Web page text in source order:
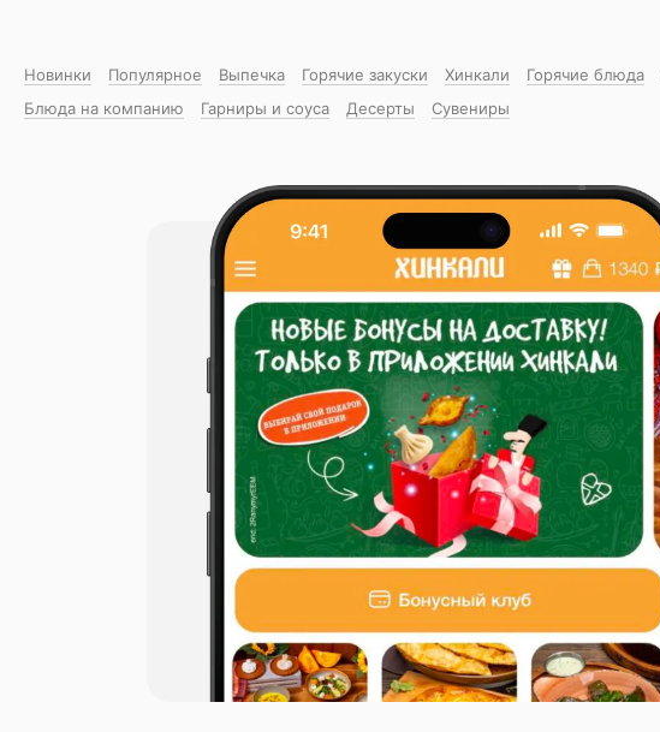
Новинки Популярное Выпечка Горячие закуски Хинкали Горячие блюда
Блюда на компанию
Гарниры и соуса Десерты Сувениры